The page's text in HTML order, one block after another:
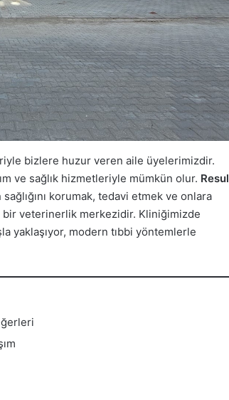
bizlere huzur veren aile üyelerimizdir.
ve sağlık hizmetleriyle mümkün olur. Resul
sağlığını korumak, tedavi etmek ve onlara
bir veterinerlik merkezidir. Kliniğimizde
yaklaşıyor, modern tıbbi yöntemlerle